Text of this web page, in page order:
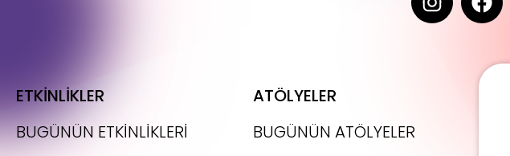
ETKİNLİKLER
BUGÜNÜN ETKİNLİKLERİ
ATÖLYELER
BUGÜNÜN ATÖLYELER